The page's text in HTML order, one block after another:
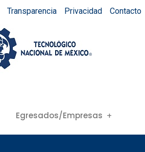
Transparencia Privacidad Contacto
Egresados/Empresas